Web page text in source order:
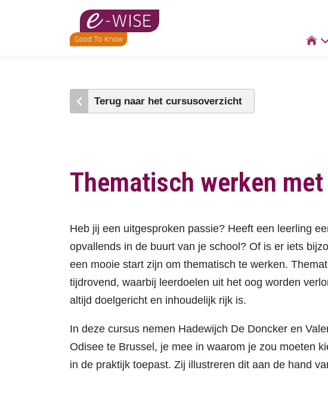

Terug naar het cursusoverzicht
Thematisch werken
Heb jij een uitgesproken passie? Heeft een leerling
opvallends in de buurt van je school? Of is er iets
een mooie start zijn om thematisch te werken.
tijdrovend, waarbij leerdoelen uit het oog worden
altijd doelgericht en inhoudelijk rijk is.
In deze cursus nemen Hadewijch De Doncker en
Odisee te Brussel, je mee in waarom je zou moeten
in de praktijk toepast. Zij illustreren dit aan de hand